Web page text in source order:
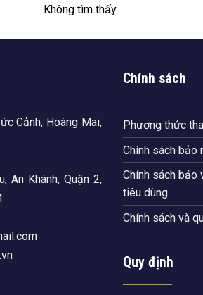
Không tìm thấy
Cảnh, Hoàng Mai,
An Khánh, Quận 2,
Chính sách
Phương thức
Chính sách bảo
Chính sách bảo
tiêu dùng
Chính sách và
Quy định